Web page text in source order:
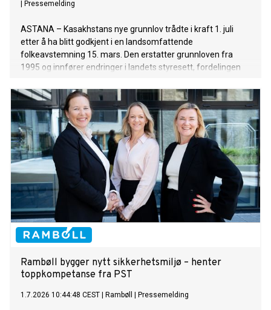
Pressemelding
ASTANA – Kasakhstans nye grunnlov trådte i kraft 1. juli
etter å ha blitt godkjent i en landsomfattende
folkeavstemning 15. mars. Den erstatter grunnloven fra
1995 og innfører endringer i landets styresett, fordelingen
offentlige institusjonene.
Rambøll bygger nytt sikkerhetsmiljø – henter
toppkompetanse fra PST
1.7.2026 10:44:48 CEST Rambøll Pressemelding